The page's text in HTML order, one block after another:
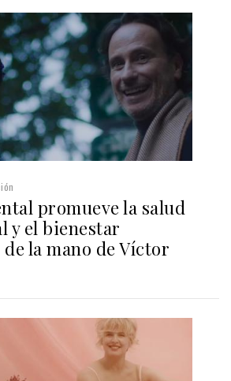
promueve la salud
y el bienestar
la mano de Víctor